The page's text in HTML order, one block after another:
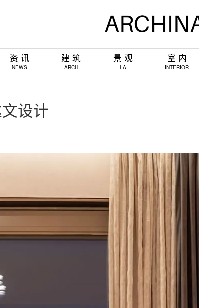
资 讯
NEWS
建 筑
ARCH
景 观
LA
室 内
INTERIOR
设计